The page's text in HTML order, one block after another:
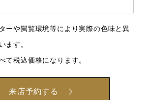
ーや閲覧環境等により実際の色味と異
ます。
税込価格になります。
来店予約する